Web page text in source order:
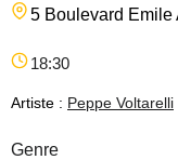
5 Boulevard Emile
18:30
Artiste : Peppe Voltarelli
Genre